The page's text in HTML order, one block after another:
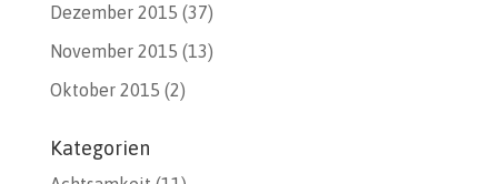
Dezember 2015 (37)
November 2015 (13)
Oktober 2015 (2)
Kategorien